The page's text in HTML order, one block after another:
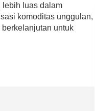
lebih luas dalam
komoditas unggulan,
untuk